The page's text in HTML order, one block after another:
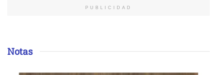
PUBLICIDAD
Notas